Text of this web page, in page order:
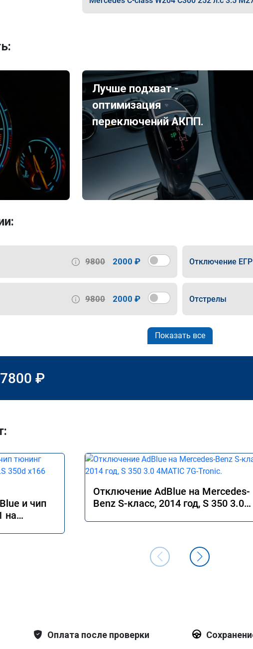
Лучше подхват -
оптимизация
переключений АКПП.
9800 2000 ₽ Отключение ЕГР
9800 2000 ₽ Отстрелы
Показать все
₽
и чип
на
Отключение AdBlue на Mercedes-
Benz S-класс, 2014 год, S 350 3.0
Оплата после проверки